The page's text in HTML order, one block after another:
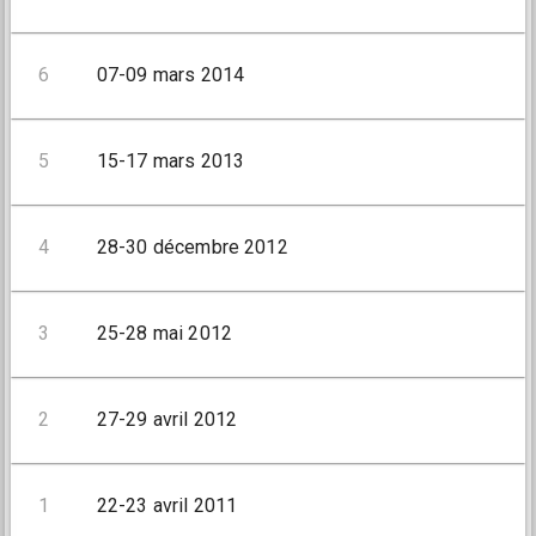
6 07-09 mars 2014
5 15-17 mars 2013
4 28-30 décembre 2012
3 25-28 mai 2012
2 27-29 avril 2012
1 22-23 avril 2011